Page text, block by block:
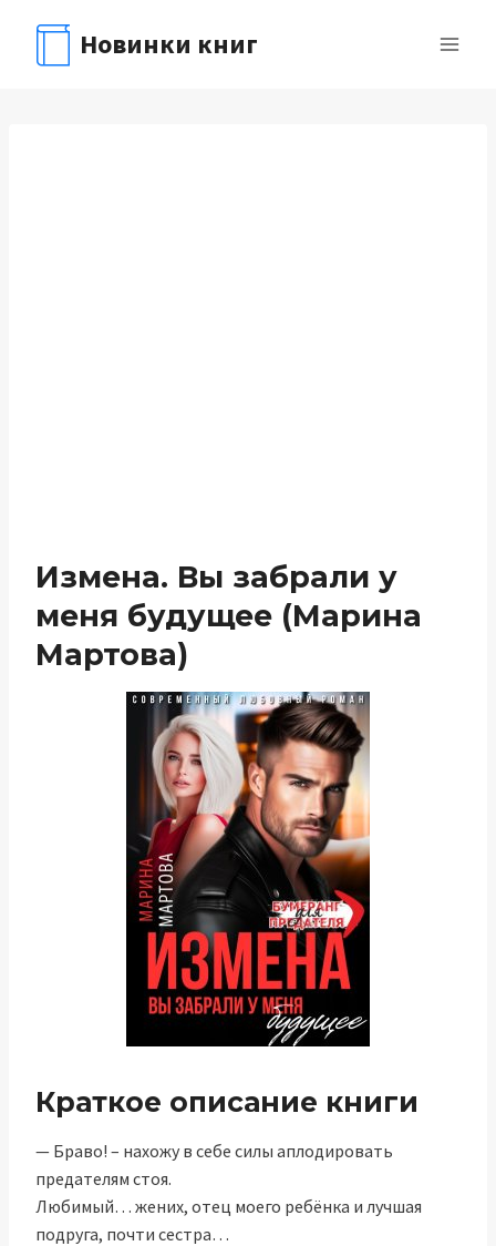
содержимому
Новинки книг
Измена. Вы забрали у
меня будущее (Марина
Мартова)
Краткое описание книги
— Браво! – нахожу в себе силы аплодировать
предателям стоя.
Любимый… жених, отец моего ребёнка и лучшая
подруга, почти сестра…